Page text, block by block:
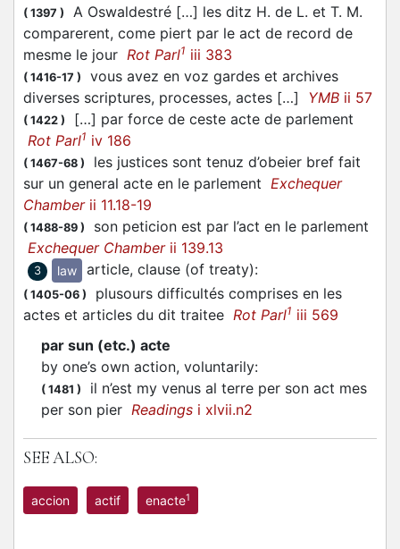
( 1397 )
A Oswaldestré […] les ditz H. de L. et T. M.
comparerent, come piert par le act de record de
mesme le jour Rot Parl1 iii 383
( 1416-17 )
vous avez en voz gardes et archives
diverses scriptures, processes, actes […] YMB ii 57
( 1422 )
[…] par force de ceste acte de parlement
Rot Parl1 iv 186
( 1467-68 )
les justices sont tenuz d’obeier bref fait
sur un general acte en le parlement Exchequer
Chamberii 11.18-19
( 1488-89 )
son peticion est par l’act en le parlement
Exchequer Chamberii 139.13
3 law article, clause (of treaty):
( 1405-06 )
plusours difficultés comprises en les
actes et articles du dit traitee Rot Parl1 iii 569
par sun (etc.) acte
by one’s own action, voluntarily:
( 1481 )
il n’est my venus al terre per son act mes
per son pier Readings i xlvii.n2
SEE ALSO:
accion actif enacte1